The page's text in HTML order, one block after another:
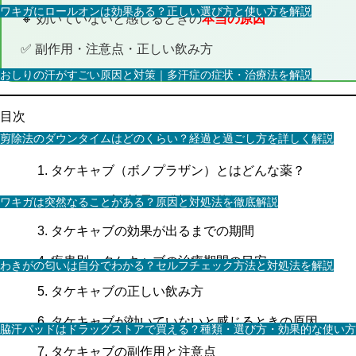
ワキガにロールオンは効果ある？正しい選び方と使い方を解説
おしりの汗がすごい原因と対策｜多汗症の症状・治療法を解説
剪除法のダウンタイムはどのくらい？経過と過ごし方を詳しく解説
ワキガは突然なることがある？原因と対処法を徹底解説
わきがの匂いは自分でわかる？セルフチェック方法と対処法を解説
脇汗パッドはドラッグストアで買える？種類・選び方・効果的な使い
🔸 効いていないと感じるときの本当の原因
✅ 副作用・注意点・正しい飲み方
目次
タケキャブ（ボノプラザン）とはどんな薬？
タケキャブが効果を発揮する仕組み
タケキャブの効果が出るまでの期間
疾患別・タケキャブの治療期間の目安
タケキャブの正しい飲み方
タケキャブが効いていないと感じるときの原因
タケキャブの副作用と注意点